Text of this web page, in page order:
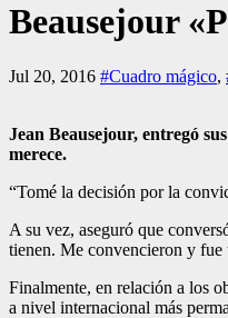
Beausejour
Jul 20, 2016 #Cuadro mágico,
Jean Beausejour, entregó
merece.
“Tomé la decisión por la
A su vez, aseguró que
tienen. Me convencieron y
Finalmente, en relación a los
a nivel internacional más